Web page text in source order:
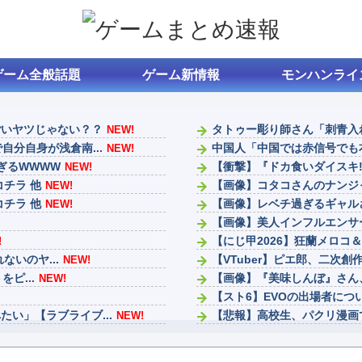
ーム全般話題 ゲーム新情報 モンハンライ
ヤツじゃない？？ NEW!
分自身が浅倉南... NEW!
るWWWW NEW!
チラ 他 NEW!
チラ 他 NEW!
いのヤ... NEW!
ピ... NEW!
い」【ラブライブ... NEW!
タトゥー彫り師さん「刺青
中国人「中国では赤信号で
【衝撃】『ドカ食いダイス
【画像】コタコさんのナン
【画像】レベチ過ぎるギャ
【画像】美人インフルエン
【にじ甲2026】狂蘭メロコ
【VTuber】ピエ郎、二次
【画像】『美味しんぼ』さ
【スト6】EVOの出場者につ
【悲報】高校生、パクリ漫